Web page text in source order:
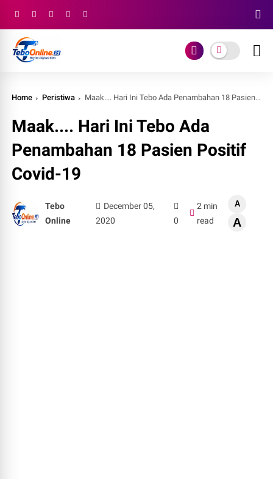
Home Peristiwa Maak.... Hari Ini Tebo Ada Penambahan 18 Pasien Positif Covid-19
Maak.... Hari Ini Tebo Ada
Penambahan 18 Pasien Positif
Covid-19
Tebo
Online
December 05,
2020
0
2 min
read
A
A